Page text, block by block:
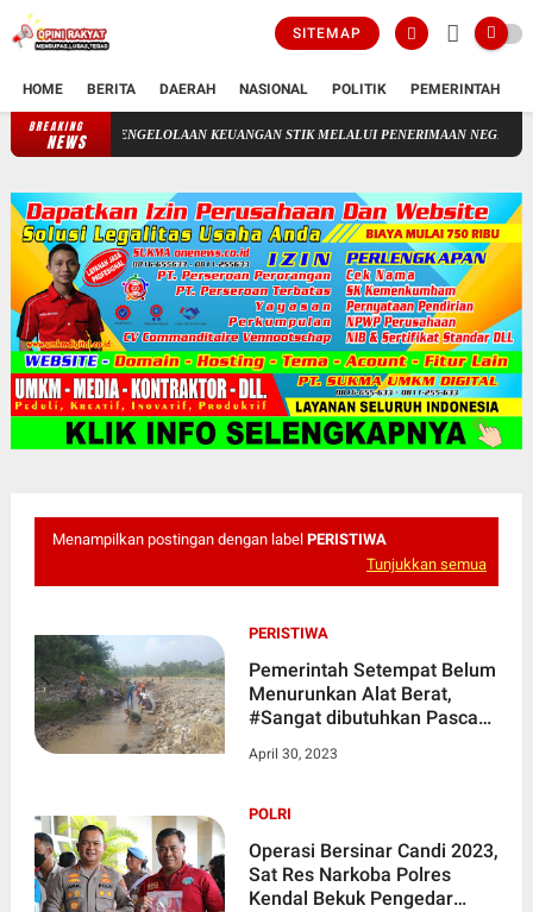
SITEMAP
HOME BERITA DAERAH NASIONAL POLITIK PEMERINTAH
BREAKING
NEWS PENGELOLAAN KEUANGAN STIK MELALUI PENERIMAAN NEGERA
Menampilkan postingan dengan label PERISTIWA
Tunjukkan semua
PERISTIWA
Pemerintah Setempat Belum
Menurunkan Alat Berat,
#Sangat dibutuhkan Pasca
Sangkuriang Dan Babinsa
Air"
April 30, 2023
POLRI
Operasi Bersinar Candi 2023,
Sat Res Narkoba Polres
Kendal Bekuk Pengedar